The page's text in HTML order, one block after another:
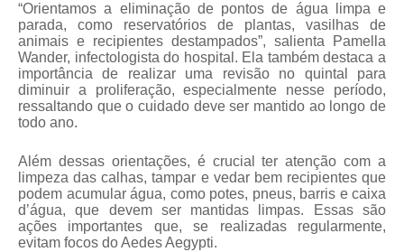
“Orientamos a eliminação de pontos de água limpa e
parada, como reservatórios de plantas, vasilhas de
animais e recipientes destampados”, salienta Pamella
Wander, infectologista do hospital. Ela também destaca a
importância de realizar uma revisão no quintal para
diminuir a proliferação, especialmente nesse período,
ressaltando que o cuidado deve ser mantido ao longo de
todo ano.
Além dessas orientações, é crucial ter atenção com a
limpeza das calhas, tampar e vedar bem recipientes que
podem acumular água, como potes, pneus, barris e caixa
d’água, que devem ser mantidas limpas. Essas são
ações importantes que, se realizadas regularmente,
evitam focos do Aedes Aegypti.